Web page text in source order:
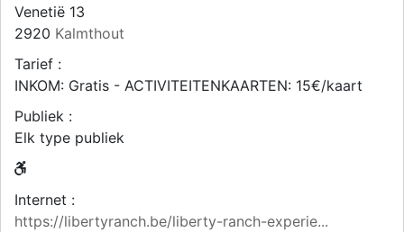
Venetië 13
2920 Kalmthout
Tarief :
INKOM: Gratis - ACTIVITEITENKAARTEN: 15€/kaart
Publiek :
Elk type publiek
Internet :
https://libertyranch.be/liberty-ranch-experie...